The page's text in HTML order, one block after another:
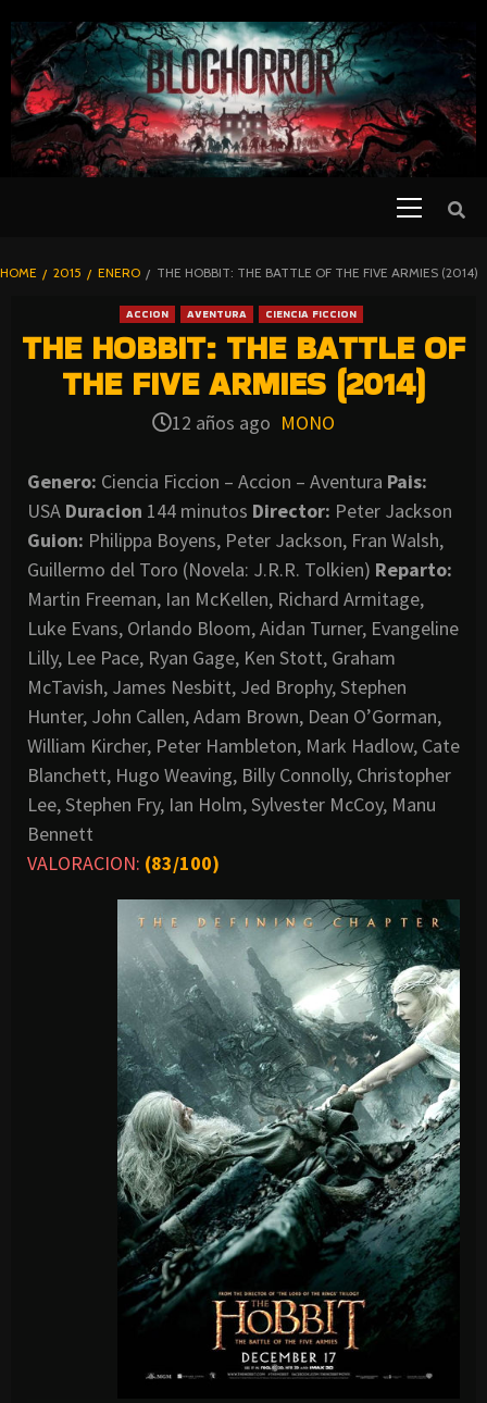
TO
CONTENT
BLOGHORROR
HOME 2015 ENERO THE HOBBIT: THE BATTLE OF THE FIVE ARMIES (2014)
ACCION AVENTURA CIENCIA FICCION
THE HOBBIT: THE BATTLE OF
THE FIVE ARMIES (2014)
12 años ago MONO
Genero: Ciencia Ficcion – Accion – Aventura Pais:
USA Duracion 144 minutos Director: Peter Jackson
Guion: Philippa Boyens, Peter Jackson, Fran Walsh,
Guillermo del Toro (Novela: J.R.R. Tolkien) Reparto:
Martin Freeman, Ian McKellen, Richard Armitage,
Luke Evans, Orlando Bloom, Aidan Turner, Evangeline
Lilly, Lee Pace, Ryan Gage, Ken Stott, Graham
McTavish, James Nesbitt, Jed Brophy, Stephen
Hunter, John Callen, Adam Brown, Dean O’Gorman,
William Kircher, Peter Hambleton, Mark Hadlow, Cate
Blanchett, Hugo Weaving, Billy Connolly, Christopher
Lee, Stephen Fry, Ian Holm, Sylvester McCoy, Manu
Bennett
VALORACION: (83/100)